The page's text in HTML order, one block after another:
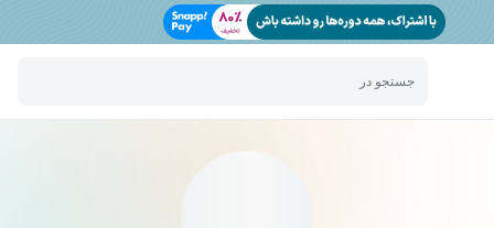
جستجو در